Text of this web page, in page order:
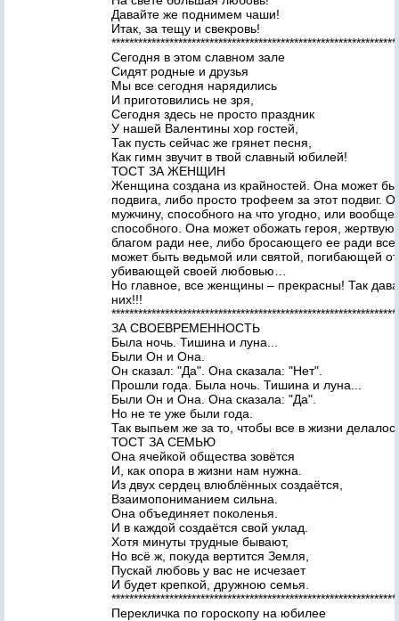
Давайте же поднимем чаши!
Итак, за тещу и свекровь!
****************************************************************
Сегодня в этом славном зале
Сидят родные и друзья
Мы все сегодня нарядились
И приготовились не зря,
Сегодня здесь не просто праздник
У нашей Валентины хор гостей,
Так пусть сейчас же грянет песня,
Как гимн звучит в твой славный юбилей!
ТОСТ ЗА ЖЕНЩИН
Женщина создана из крайностей. Она может
подвига, либо просто трофеем за этот подвиг.
мужчину, способного на что угодно, или вообще
способного. Она может обожать героя,
благом ради нее, либо бросающего ее ради
может быть ведьмой или святой, погибающей
убивающей своей любовью…
Но главное, все женщины – прекрасны! Так
них!!!
ЗА СВОЕВРЕМЕННОСТЬ
Была ночь. Тишина и луна...
Были Он и Она.
Он сказал: "Да". Она сказала: "Нет".
Прошли года. Была ночь. Тишина и луна...
Были Он и Она. Она сказала: "Да".
Но не те уже были года.
Так выпьем же за то, чтобы все в жизни
ТОСТ ЗА СЕМЬЮ
Она ячейкой общества зовётся
И, как опора в жизни нам нужна.
Из двух сердец влюблённых создаётся,
Взаимопониманием сильна.
Она объединяет поколенья.
И в каждой создаётся свой уклад.
Хотя минуты трудные бывают,
Но всё ж, покуда вертится Земля,
Пускай любовь у вас не исчезает
И будет крепкой, дружною семья.
Перекличка по гороскопу на юбилее